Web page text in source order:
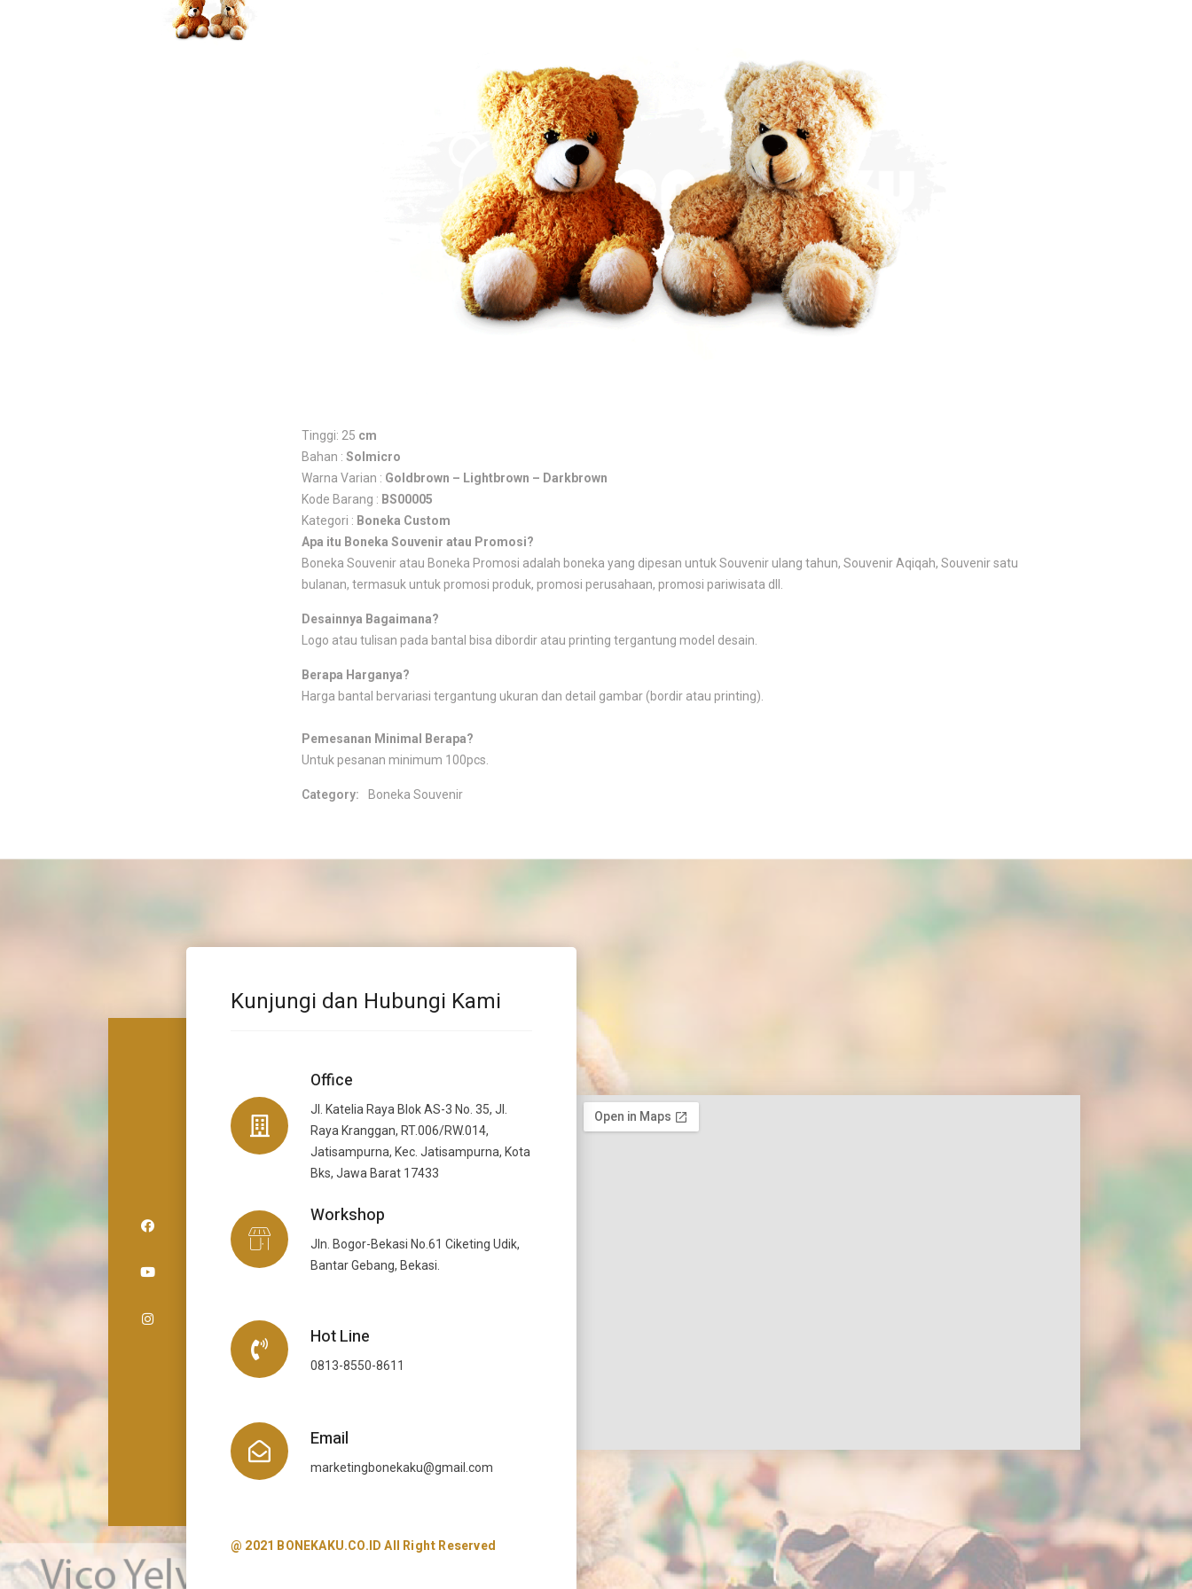
Tinggi: 25 cm
Bahan : Solmicro
Warna Varian : Goldbrown – Lightbrown – Darkbrown
Kode Barang : BS00005
Kategori : Boneka Custom
Apa itu Boneka Souvenir atau Promosi?
Boneka Souvenir atau Boneka Promosi adalah boneka yang dipesan untuk Souvenir ulang tahun, Souvenir Aqiqah, Souvenir satu
bulanan, termasuk untuk promosi produk, promosi perusahaan, promosi pariwisata dll.
Desainnya Bagaimana?
Logo atau tulisan pada bantal bisa dibordir atau printing tergantung model desain.
Berapa Harganya?
Harga bantal bervariasi tergantung ukuran dan detail gambar (bordir atau printing).
Pemesanan Minimal Berapa?
Untuk pesanan minimum 100pcs.
Category: Boneka Souvenir
Kunjungi dan Hubungi Kami
Office
Jl. Katelia Raya Blok AS-3 No. 35, Jl.
Raya Kranggan, RT.006/RW.014,
Jatisampurna, Kec. Jatisampurna, Kota
Bks, Jawa Barat 17433
Workshop
Jln. Bogor-Bekasi No.61 Ciketing Udik,
Bantar Gebang, Bekasi.
Hot Line
0813-8550-8611
Email
marketingbonekaku@gmail.com
@ 2021 BONEKAKU.CO.ID All Right Reserved